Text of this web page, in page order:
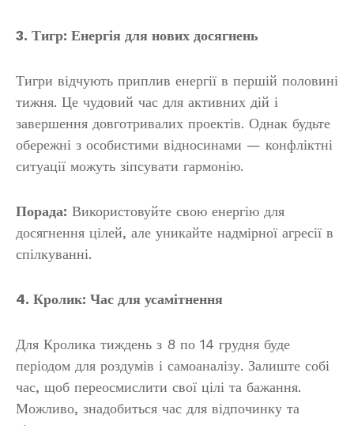
3. Тигр: Енергія для нових досягнень
Тигри відчують приплив енергії в першій половині
тижня. Це чудовий час для активних дій і
завершення довготривалих проектів. Однак будьте
обережні з особистими відносинами — конфліктні
ситуації можуть зіпсувати гармонію.
Порада: Використовуйте свою енергію для
досягнення цілей, але уникайте надмірної агресії в
спілкуванні.
4. Кролик: Час для усамітнення
Для Кролика тиждень з 8 по 14 грудня буде
періодом для роздумів і самоаналізу. Залиште собі
час, щоб переосмислити свої цілі та бажання.
Можливо, знадобиться час для відпочинку та